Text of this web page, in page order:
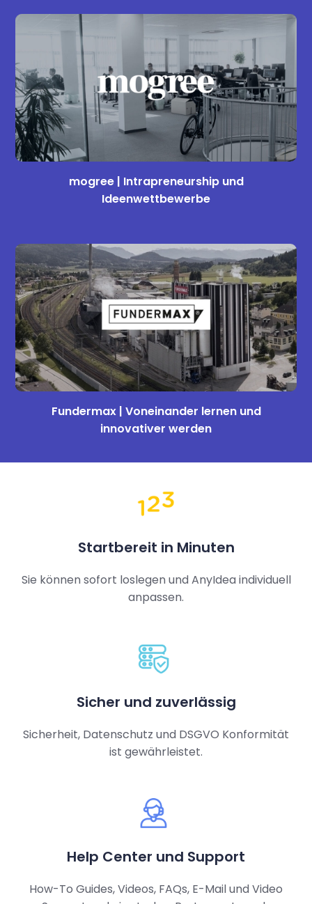
mogree | Intrapreneurship und
Ideenwettbewerbe
Fundermax | Voneinander lernen und
innovativer werden
Startbereit in Minuten
Sie können sofort loslegen und AnyIdea individuell
anpassen.
Sicher und zuverlässig
Sicherheit, Datenschutz und DSGVO Konformität
ist gewährleistet.
Help Center und Support
How-To Guides, Videos, FAQs, E-Mail und Video